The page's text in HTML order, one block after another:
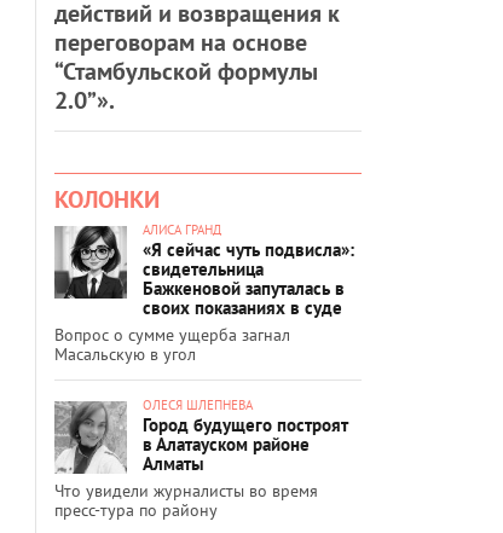
действий и возвращения к
переговорам на основе
“Стамбульской формулы
2.0”».
КОЛОНКИ
АЛИСА ГРАНД
«Я сейчас чуть подвисла»:
свидетельница
Бажкеновой запуталась в
своих показаниях в суде
Вопрос о сумме ущерба загнал
Масальскую в угол
ОЛЕСЯ ШЛЕПНЕВА
Город будущего построят
в Алатауском районе
Алматы
Что увидели журналисты во время
пресс-тура по району